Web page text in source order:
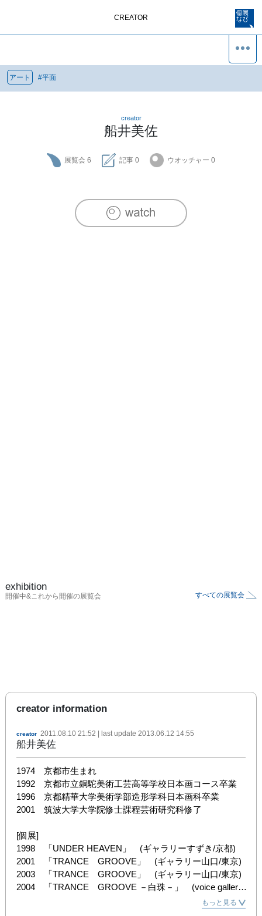
CREATOR
アート #平面
creator
船井美佐
展覧会 6 記事 0 ウオッチャー 0
exhibition
開催中&これから開催の展覧会 すべての展覧会
creator information
creator 2011.08.10 21:52 | last update 2013.06.12 14:55
船井美佐
1974　京都市生まれ
1992　京都市立銅駝美術工芸高等学校日本画コース卒業
1996　京都精華大学美術学部造形学科日本画科卒業
2001　筑波大学大学院修士課程芸術研究科修了
[個展]
1998　「UNDER HEAVEN」　(ギャラリーすずき/京都)
2001　「TRANCE　GROOVE」　(ギャラリー山口/東京)
2003　「TRANCE　GROOVE」　(ギャラリー山口/東京)
2004　「TRANCE　GROOVE －白珠－」　(voice gallery/
もっと見る